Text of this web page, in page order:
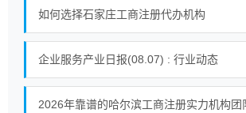
如何选择石家庄工商注册代办机构
企业服务产业日报(08.07) : 行业动态
2026年靠谱的哈尔滨工商注册实力机构团